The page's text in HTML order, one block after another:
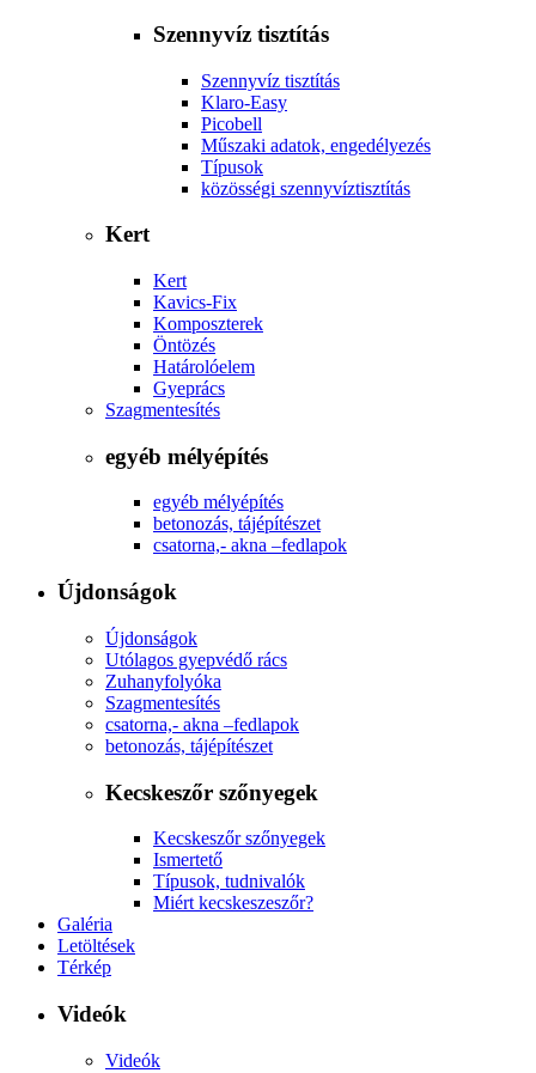
Szennyvíz tisztítás
Szennyvíz tisztítás
Klaro-Easy
Picobell
Műszaki adatok, engedélyezés
Típusok
közösségi szennyvíztisztítás
Kert
Kert
Kavics-Fix
Komposzterek
Öntözés
Határolóelem
Gyeprács
Szagmentesítés
egyéb mélyépítés
egyéb mélyépítés
betonozás, tájépítészet
csatorna,- akna –fedlapok
Újdonságok
Újdonságok
Utólagos gyepvédő rács
Zuhanyfolyóka
Szagmentesítés
csatorna,- akna –fedlapok
betonozás, tájépítészet
Kecskeszőr szőnyegek
Kecskeszőr szőnyegek
Ismertető
Típusok, tudnivalók
Miért kecskeszeszőr?
Galéria
Letöltések
Térkép
Videók
Videók